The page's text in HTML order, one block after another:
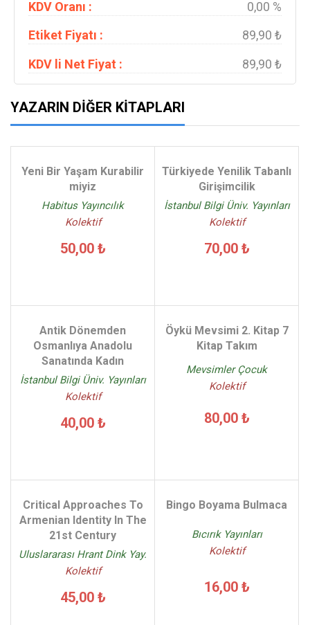
KDV Oranı :
0,00 %
Etiket Fiyatı :
89,90 ₺
KDV li Net Fiyat :
89,90 ₺
YAZARIN DIĞER KITAPLARI
Yeni Bir Yaşam Kurabilir
miyiz
Habitus Yayıncılık
Kolektif
50,00 ₺
Türkiyede Yenilik Tabanlı
Girişimcilik
İstanbul Bilgi Üniv. Yayınları
Kolektif
70,00 ₺
Antik Dönemden
Osmanlıya Anadolu
Sanatında Kadın
İstanbul Bilgi Üniv. Yayınları
Kolektif
40,00 ₺
Öykü Mevsimi 2. Kitap 7
Kitap Takım
Mevsimler Çocuk
Kolektif
80,00 ₺
Critical Approaches To
Armenian Identity In The
21st Century
Uluslararası Hrant Dink Yay.
Kolektif
45,00 ₺
Bingo Boyama Bulmaca
Bıcırık Yayınları
Kolektif
16,00 ₺